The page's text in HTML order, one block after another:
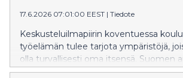
17.6.2026 07:01:00 EEST | Tiedote
Keskusteluilmapiirin koventuessa
työelämän tulee tarjota ympäristöjä,
olla turvallisesti oma itsensä. Suomen
opiskelevien liitto SAKKI ry, Akavan